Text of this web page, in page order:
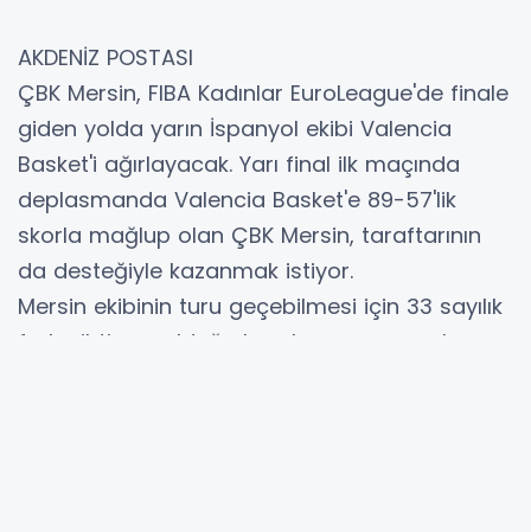
AKDENİZ POSTASI
ÇBK Mersin, FIBA Kadınlar EuroLeague'de finale
giden yolda yarın İspanyol ekibi Valencia
Basket'i ağırlayacak. Yarı final ilk maçında
deplasmanda Valencia Basket'e 89-57'lik
skorla mağlup olan ÇBK Mersin, taraftarının
da desteğiyle kazanmak istiyor.
Mersin ekibinin turu geçebilmesi için 33 sayılık
farka ihtiyacı olduğu karşılaşma, yarın akşam